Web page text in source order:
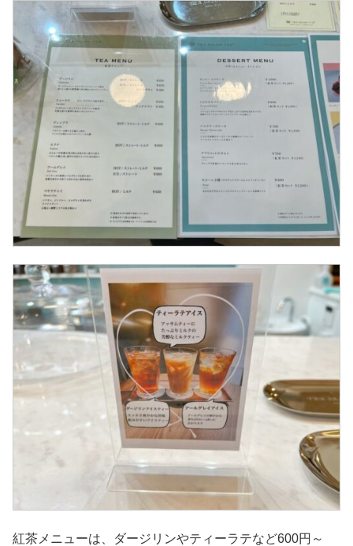
紅茶メニューは、ダージリンやティーラテなど600円～